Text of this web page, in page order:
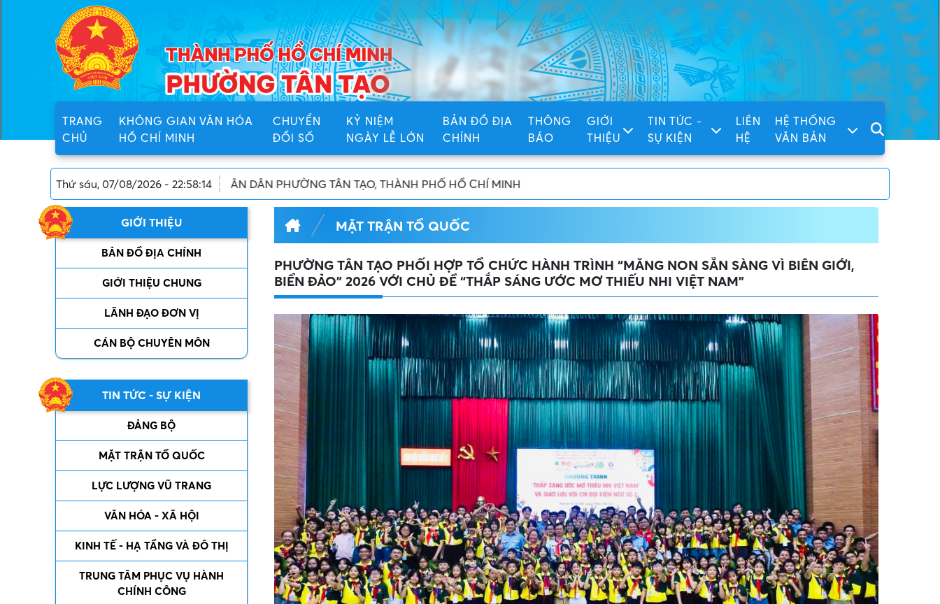
TRANG
CHỦ
KHÔNG GIAN VĂN HÓA
HỒ CHÍ MINH
CHUYỂN
ĐỔI SỐ
KỶ NIỆM
NGÀY LỄ LỚN
BẢN ĐỒ ĐỊA
CHÍNH
THÔNG
BÁO
GIỚI
THIỆU
TIN TỨC -
SỰ KIỆN
LIÊN
HỆ
HỆ THỐNG
VĂN BẢN
Thứ sáu, 07/08/2026 - 22:58:14
DÂN PHƯỜNG TÂN TẠO, THÀNH PHỐ HỒ CHÍ MINH
GIỚI THIỆU
BẢN ĐỒ ĐỊA CHÍNH
GIỚI THIỆU CHUNG
LÃNH ĐẠO ĐƠN VỊ
CÁN BỘ CHUYÊN MÔN
TIN TỨC - SỰ KIỆN
ĐẢNG BỘ
MẶT TRẬN TỔ QUỐC
LỰC LƯỢNG VŨ TRANG
VĂN HÓA - XÃ HỘI
KINH TẾ - HẠ TẦNG VÀ ĐÔ THỊ
TRUNG TÂM PHỤC VỤ HÀNH
CHÍNH CÔNG
MẶT TRẬN TỔ QUỐC
PHƯỜNG TÂN TẠO PHỐI HỢP TỔ CHỨC HÀNH TRÌNH “MĂNG NON SẴN SÀNG VÌ BIÊN GIỚI,
BIỂN ĐẢO” 2026 VỚI CHỦ ĐỀ “THẮP SÁNG ƯỚC MƠ THIẾU NHI VIỆT NAM”